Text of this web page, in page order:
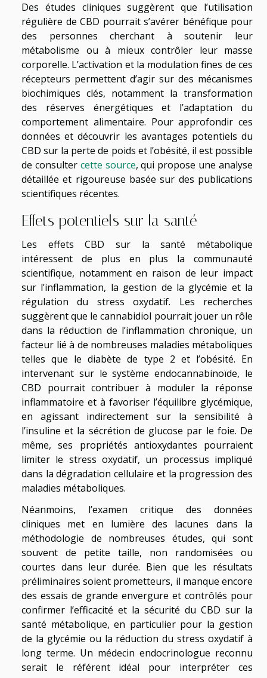
Des études cliniques suggèrent que l’utilisation
régulière de CBD pourrait s’avérer bénéfique pour
des personnes cherchant à soutenir leur
métabolisme ou à mieux contrôler leur masse
corporelle. L’activation et la modulation fines de ces
récepteurs permettent d’agir sur des mécanismes
biochimiques clés, notamment la transformation
des réserves énergétiques et l’adaptation du
comportement alimentaire. Pour approfondir ces
données et découvrir les avantages potentiels du
CBD sur la perte de poids et l’obésité, il est possible
de consulter cette source, qui propose une analyse
détaillée et rigoureuse basée sur des publications
scientifiques récentes.
Effets potentiels sur la santé
Les effets CBD sur la santé métabolique
intéressent de plus en plus la communauté
scientifique, notamment en raison de leur impact
sur l’inflammation, la gestion de la glycémie et la
régulation du stress oxydatif. Les recherches
suggèrent que le cannabidiol pourrait jouer un rôle
dans la réduction de l’inflammation chronique, un
facteur lié à de nombreuses maladies métaboliques
telles que le diabète de type 2 et l’obésité. En
intervenant sur le système endocannabinoïde, le
CBD pourrait contribuer à moduler la réponse
inflammatoire et à favoriser l’équilibre glycémique,
en agissant indirectement sur la sensibilité à
l’insuline et la sécrétion de glucose par le foie. De
même, ses propriétés antioxydantes pourraient
limiter le stress oxydatif, un processus impliqué
dans la dégradation cellulaire et la progression des
maladies métaboliques.
Néanmoins, l’examen critique des données
cliniques met en lumière des lacunes dans la
méthodologie de nombreuses études, qui sont
souvent de petite taille, non randomisées ou
courtes dans leur durée. Bien que les résultats
préliminaires soient prometteurs, il manque encore
des essais de grande envergure et contrôlés pour
confirmer l’efficacité et la sécurité du CBD sur la
santé métabolique, en particulier pour la gestion
de la glycémie ou la réduction du stress oxydatif à
long terme. Un médecin endocrinologue reconnu
serait le référent idéal pour interpréter ces